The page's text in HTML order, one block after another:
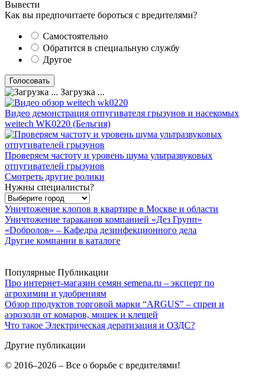
Вывести
Как вы предпочитаете бороться с вредителями?
Самостоятельно
Обратится в специальную службу
Другое
Загрузка ...
Видео демонстрация отпугивателя грызунов и насекомых
weitech WK0220 (Бельгия)
Проверяем частоту и уровень шума ультразвуковых
отпугивателей грызунов
Смотреть другие ролики
Нужны специалисты?
Уничтожение клопов в квартире в Москве и области
Уничтожение тараканов компанией «Дез Групп»
«Dобролов» – Кафедра дезинфекционного дела
Другие компании в каталоге
Популярные Публикации
Про интернет-магазин семян semena.ru – эксперт по
агрохимии и удобрениям
Обзор продуктов торговой марки “ARGUS” – спреи и
аэрозоли от комаров, мошек и клещей
Что такое Электрическая дератизация и ОЗДС?
Другие публикации
© 2016–2026 – Все о борьбе с вредителями!